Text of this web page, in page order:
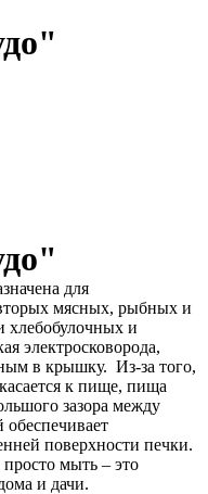
для
мясных, рыбных и
хлебобулочных и
электросковорода,
в крышку. Из-за того,
к пище, пища
зазора между
поверхности печки.
мыть – это
и дачи.